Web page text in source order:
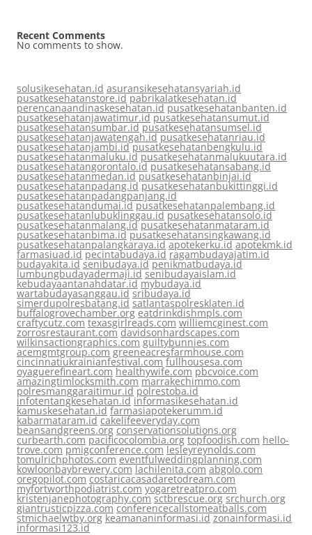
Recent Comments
No comments to show.
solusikesehatan.id asuransikesehatansyariah.id
pusatkesehatanstore.id pabrikalatkesehatan.id
perencanaandinaskesehatan.id pusatkesehatanbanten.id
pusatkesehatanjawatimur.id pusatkesehatansumut.id
pusatkesehatansumbar.id pusatkesehatansumsel.id
pusatkesehatanjawatengah.id pusatkesehatanriau.id
pusatkesehatanjambi.id pusatkesehatanbengkulu.id
pusatkesehatanmaluku.id pusatkesehatanmalukuutara.id
pusatkesehatangorontalo.id pusatkesehatansabang.id
pusatkesehatanmedan.id pusatkesehatanbinjai.id
pusatkesehatanpadang.id pusatkesehatanbukittinggi.id
pusatkesehatanpadangpanjang.id
pusatkesehatandumai.id pusatkesehatanpalembang.id
pusatkesehatanlubuklinggau.id pusatkesehatansolo.id
pusatkesehatanmalang.id pusatkesehatanmataram.id
pusatkesehatanbima.id pusatkesehatansingkawang.id
pusatkesehatanpalangkaraya.id apotekerku.id apotekmk.id
farmasiuad.id pecintabudaya.id ragambudayajatim.id
budayakita.id senibudaya.id penikmatbudaya.id
lumbungbudayadermaji.id senibudayaislam.id
kebudayaantanahdatar.id mybudaya.id
wartabudayasanggau.id sribudaya.id
simerdupolresbatang.id satlantaspolresklaten.id
buffalogrovechamber.org eatdrinkdishmpls.com
craftycutz.com texasgirlreads.com williemcginest.com
zorrosrestaurant.com davidsonhardscapes.com
wilkinsactiongraphics.com guiltybunnies.com
acemgmtgroup.com greeneacresfarmhouse.com
cincinnatiukrainianfestival.com fullhousesa.com
oyaguerefineart.com healthywife.com pbcvoice.com
amazingtimlocksmith.com marrakechimmo.com
polresmanggaraitimur.id polrestoba.id
infotentangkesehatan.id informasikesehatan.id
kamuskesehatan.id farmasiapotekerumm.id
kabarmataram.id cakelifeeveryday.com
beansandgreens.org conservationsolutions.org
curbearth.com pacificocolombia.org topfoodish.com hello-
trove.com pmigconference.com lesleyreynolds.com
tomulrichphotos.com eventfulweddingplanning.com
kowloonbaybrewery.com lachilenita.com abgolo.com
oregopilot.com costaricacasadaretodream.com
myfortworthpodiatrist.com yogaretreatpro.com
kristenjanephotography.com sctbrescue.org srchurch.org
giantrusticpizza.com conferencecallstomeatballs.com
stmichaelwtby.org keamananinformasi.id zonainformasi.id
informasi123.id